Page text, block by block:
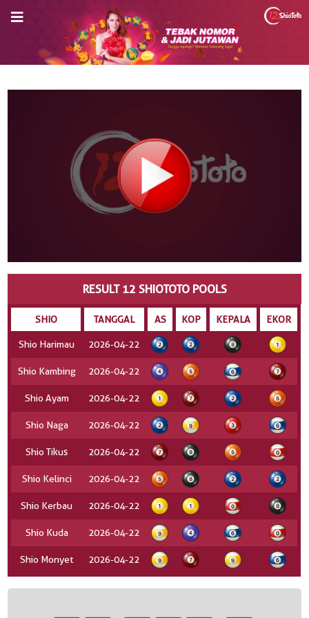
RESULT 12 SHIOTOTO POOLS
SHIO TANGGAL AS KOP KEPALA EKOR
Shio Harimau 2026-04-22
Shio Kambing 2026-04-22
Shio Ayam 2026-04-22
Shio Naga 2026-04-22
Shio Tikus 2026-04-22
Shio Kelinci 2026-04-22
Shio Kerbau 2026-04-22
Shio Kuda 2026-04-22
Shio Monyet 2026-04-22